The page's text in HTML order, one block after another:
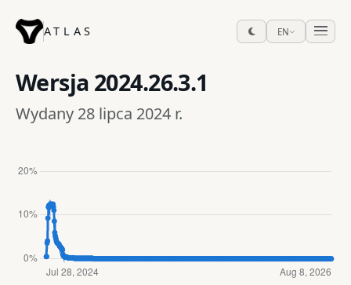
ATLAS EN
Wersja 2024.26.3.1
Wydany 28 lipca 2024 r.